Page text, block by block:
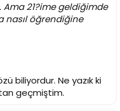
21?ime geldiğimde
nasıl öğrendiğine
biliyordur. Ne yazık ki
geçmiştim.